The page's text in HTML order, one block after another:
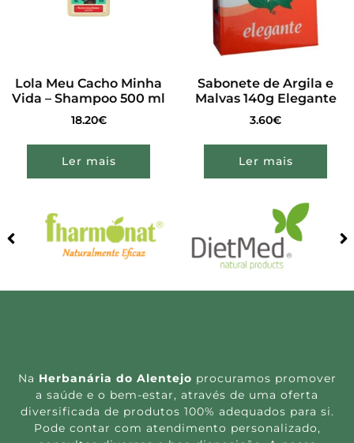
Lola Meu Cacho Minha
Vida – Shampoo 500 ml
18.20€
Ler mais
Sabonete de Argila e
Malvas 140g Elegante
3.60€
Ler mais
Na Herbanária do Alentejo procuramos promover
a saúde e o bem-estar, através de uma oferta
diversificada de produtos 100% adequados para si.
Pode contar com atendimento personalizado,